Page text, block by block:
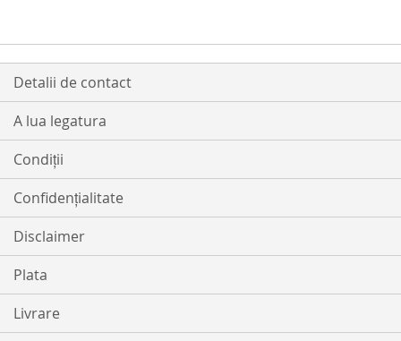
Detalii de contact
A lua legatura
Condiții
Confidențialitate
Disclaimer
Plata
Livrare